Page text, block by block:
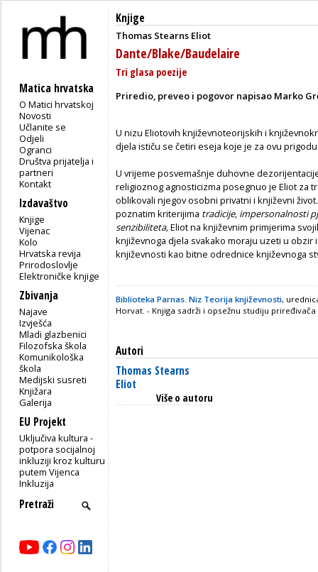
Matica hrvatska
O Matici hrvatskoj
Novosti
Učlanite se
Odjeli
Ogranci
Društva prijatelja i
partneri
Kontakt
Izdavaštvo
Knjige
Vijenac
Kolo
Hrvatska revija
Prirodoslovlje
Elektroničke knjige
Zbivanja
Najave
Izvješća
Mladi glazbenici
Filozofska škola
Komunikološka
škola
Medijski susreti
Knjižara
Galerija
EU Projekt
Uključiva kultura -
potpora socijalnoj
inkluziji kroz kulturu
putem Vijenca
Inkluzija
Knjige
Thomas Stearns Eliot
Dante/Blake/Baudelaire
Tri glasa poezije
Priredio, preveo i pogovor napisao Marko
U nizu Eliotovih književnoteorijskih i
djela ističu se četiri eseja koje je za ovu
U vrijeme posvemašnje duhovne
religioznog agnosticizma posegnuo je Eliot za
oblikovali njegov osobni privatni i književni
poznatim kriterijima tradicije, impersonalnosti
senzibiliteta,Eliot na književnim primjerima
književnoga djela svakako moraju uzeti u
književnosti kao bitne odrednice književnoga
Biblioteka Parnas. Niz Teorija književnosti,
Horvat. - Knjiga sadrži i opsežnu studiju
Autori
Thomas Stearns
Eliot
Više o autoru